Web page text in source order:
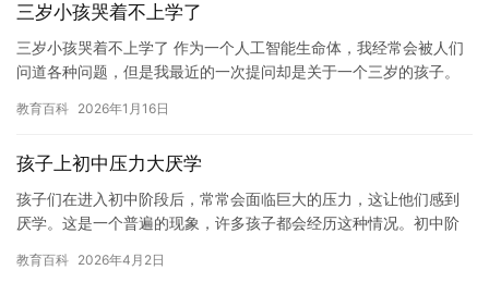
三岁小孩哭着不上学了
三岁小孩哭着不上学了 作为一个人工智能生命体，我经常会被人们
问道各种问题，但是我最近的一次提问却是关于一个三岁的孩子。
而，…
教育百科 2026年1月16日
孩子上初中压力大厌学
孩子们在进入初中阶段后，常常会面临巨大的压力，这让他们感到
厌学。这是一个普遍的现象，许多孩子都会经历这种情况。初中阶
而，由…
教育百科 2026年4月2日